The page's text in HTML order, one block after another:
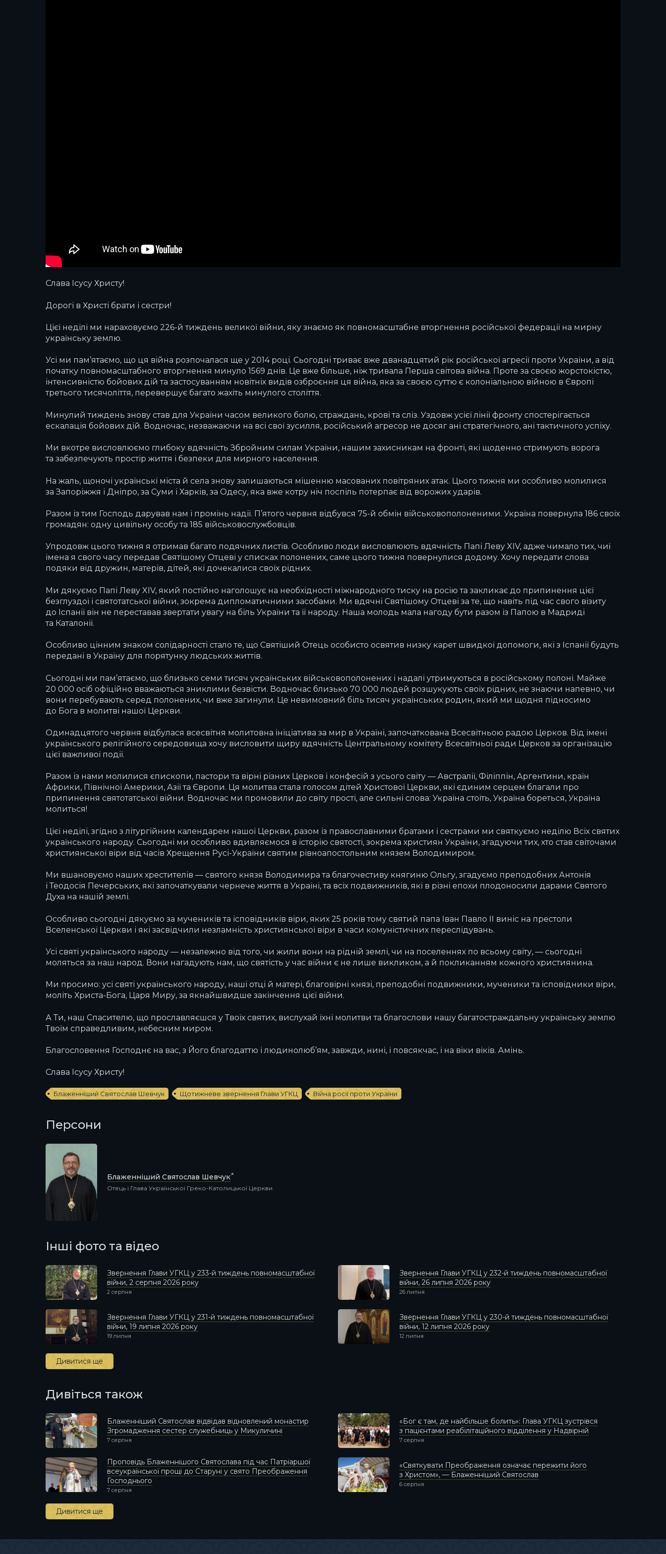
Слава Ісусу Христу!
Дорогі в Христі брати і сестри!
Цієї неділі ми нараховуємо 226-й тиждень великої війни, яку знаємо як повномасштабне вторгнення російської федерації на мирну
українську землю.
Усі ми пам’ятаємо, що ця війна розпочалася ще у 2014 році. Сьогодні триває вже дванадцятий рік російської агресії проти України, а від
початку повномасштабного вторгнення минуло 1569 днів. Це вже більше, ніж тривала Перша світова війна. Проте за своєю жорстокістю,
інтенсивністю бойових дій та застосуванням новітніх видів озброєння ця війна, яка за своєю суттю є колоніальною війною в Європі
третього тисячоліття, перевершує багато жахіть минулого століття.
Минулий тиждень знову став для України часом великого болю, страждань, крові та сліз. Уздовж усієї лінії фронту спостерігається
ескалація бойових дій. Водночас, незважаючи на всі свої зусилля, російський агресор не досяг ані стратегічного, ані тактичного успіху.
Ми вкотре висловлюємо глибоку вдячність Збройним силам України, нашим захисникам на фронті, які щоденно стримують ворога
та забезпечують простір життя і безпеки для мирного населення.
На жаль, щоночі українські міста й села знову залишаються мішенню масованих повітряних атак. Цього тижня ми особливо молилися
за Запоріжжя і Дніпро, за Суми і Харків, за Одесу, яка вже котру ніч поспіль потерпає від ворожих ударів.
Разом із тим Господь дарував нам і промінь надії. П’ятого червня відбувся 75-й обмін військовополоненими. Україна повернула 186 своїх
громадян: одну цивільну особу та 185 військовослужбовців.
Упродовж цього тижня я отримав багато подячних листів. Особливо люди висловлюють вдячність Папі Леву XIV, адже чимало тих, чиї
імена я свого часу передав Святішому Отцеві у списках полонених, саме цього тижня повернулися додому. Хочу передати слова
подяки від дружин, матерів, дітей, які дочекалися своїх рідних.
Ми дякуємо Папі Леву XIV, який постійно наголошує на необхідності міжнародного тиску на росію та закликає до припинення цієї
безглуздої і святотатської війни, зокрема дипломатичними засобами. Ми вдячні Святішому Отцеві за те, що навіть під час свого візиту
до Іспанії він не переставав звертати увагу на біль України та її народу. Наша молодь мала нагоду бути разом із Папою в Мадриді
та Каталонії.
Особливо цінним знаком солідарності стало те, що Святіший Отець особисто освятив низку карет швидкої допомоги, які з Іспанії будуть
передані в Україну для порятунку людських життів.
Сьогодні ми пам’ятаємо, що близько семи тисяч українських військовополонених і надалі утримуються в російському полоні. Майже
20 000 осіб офіційно вважаються зниклими безвісти. Водночас близько 70 000 людей розшукують своїх рідних, не знаючи напевно, чи
вони перебувають серед полонених, чи вже загинули. Це невимовний біль тисяч українських родин, який ми щодня підносимо
до Бога в молитві нашої Церкви.
Одинадцятого червня відбулася всесвітня молитовна ініціатива за мир в Україні, започаткована Всесвітньою радою Церков. Від імені
українського релігійного середовища хочу висловити щиру вдячність Центральному комітету Всесвітньої ради Церков за організацію
цієї важливої події.
Разом із нами молилися єпископи, пастори та вірні різних Церков і конфесій з усього світу — Австралії, Філіппін, Аргентини, країн
Африки, Північної Америки, Азії та Європи. Ця молитва стала голосом дітей Христової Церкви, які єдиним серцем благали про
припинення святотатської війни. Водночас ми промовили до світу прості, але сильні слова: Україна стоїть, Україна бореться, Україна
молиться!
Цієї неділі, згідно з літургійним календарем нашої Церкви, разом із православними братами і сестрами ми святкуємо неділю Всіх святих
українського народу. Сьогодні ми особливо вдивляємося в історію святості, зокрема християн України, згадуючи тих, хто став світочами
християнської віри від часів Хрещення Русі-України святим рівноапостольним князем Володимиром.
Ми вшановуємо наших хрестителів — святого князя Володимира та благочестиву княгиню Ольгу, згадуємо преподобних Антонія
і Теодосія Печерських, які започаткували чернече життя в Україні, та всіх подвижників, які в різні епохи плодоносили дарами Святого
Духа на нашій землі.
Особливо сьогодні дякуємо за мучеників та ісповідників віри, яких 25 років тому святий папа Іван Павло ІІ виніс на престоли
Вселенської Церкви і які засвідчили незламність християнської віри в часи комуністичних переслідувань.
Усі святі українського народу — незалежно від того, чи жили вони на рідній землі, чи на поселеннях по всьому світу, — сьогодні
моляться за наш народ. Вони нагадують нам, що святість у час війни є не лише викликом, а й покликанням кожного християнина.
Ми просимо: усі святі українського народу, наші отці й матері, благовірні князі, преподобні подвижники, мученики та ісповідники віри,
моліть Христа-Бога, Царя Миру, за якнайшвидше закінчення цієї війни.
А Ти, наш Спасителю, що прославляєшся у Твоїх святих, вислухай їхні молитви та благослови нашу багатостраждальну українську землю
Твоїм справедливим, небесним миром.
Благословення Господнє на вас, з Його благодаттю і людинолюб’ям, завжди, нині, і повсякчас, і на віки віків. Амінь.
Слава Ісусу Христу!
Блаженніший Святослав Шевчук Щотижневе звернення Глави УГКЦ Війна росії проти України
Персони
Блаженніший Святослав Шевчук
Отець і Глава Української Греко-Католицької Церкви
Інші фото та відео
Звернення Глави УГКЦ у 233-й тиждень повномасштабної
війни, 2 серпня 2026 року
2 серпня
Звернення Глави УГКЦ у 232-й тиждень повномасштабної
війни, 26 липня 2026 року
26 липня
Звернення Глави УГКЦ у 231-й тиждень повномасштабної
війни, 19 липня 2026 року
19 липня
Звернення Глави УГКЦ у 230-й тиждень повномасштабної
війни, 12 липня 2026 року
12 липня
Дивитися ще
Дивіться також
Блаженніший Святослав відвідав відновлений монастир
Згромадження сестер служебниць у Микуличині
7 серпня
«Бог є там, де найбільше болить»: Глава УГКЦ зустрівся
з пацієнтами реабілітаційного відділення у Надвірній
7 серпня
Проповідь Блаженнішого Святослава під час Патріаршої
всеукраїнської прощі до Старуні у свято Преображення
Господнього
7 серпня
«Святкувати Преображення означає пережити його
з Христом», — Блаженніший Святослав
6 серпня
Дивитися ще